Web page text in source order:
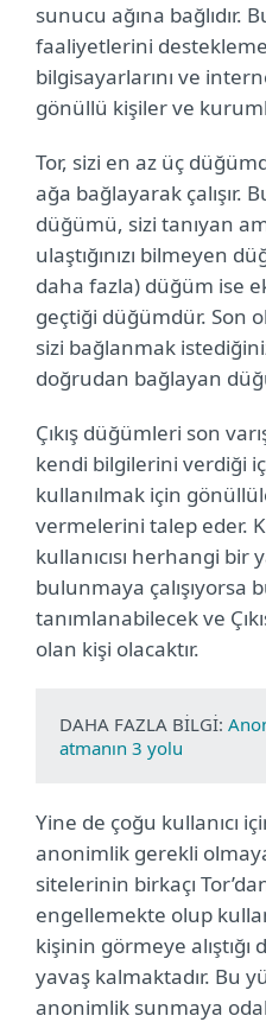
sunucu ağına bağlıdır.
faaliyetlerini
bilgisayarlarını ve
gönüllü kişiler ve
Tor, sizi en az üç
ağa bağlayarak çalışır.
düğümü, sizi tanıyan
ulaştığınızı bilmeyen
daha fazla) düğüm ise
geçtiği düğümdür. Son
sizi bağlanmak
doğrudan bağlayan
Çıkış düğümleri son
kendi bilgilerini verdiği
kullanılmak için
vermelerini talep eder.
kullanıcısı herhangi bir
bulunmaya çalışıyorsa
tanımlanabilecek ve
olan kişi olacaktır.
DAHA FAZLA BİLGİ:
atmanın 3 yolu
Yine de çoğu kullanıcı
anonimlik gerekli
sitelerinin birkaçı
engellemekte olup
kişinin görmeye
yavaş kalmaktadır. Bu
anonimlik sunmaya